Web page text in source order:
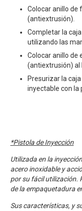
Colocar anillo de
(antiextrusión).
Completar la
utilizando las
Colocar anillo de
(antiextrusión) al
Presurizar la
inyectable con la
*Pistola de Inyección
Utilizada en la
acero inoxidable y
por su fácil utilización.
de la empaquetadura
Sus características, y